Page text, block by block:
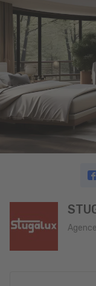
Agence